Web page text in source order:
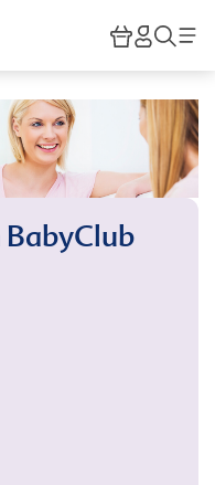
HiPP
BabyClub